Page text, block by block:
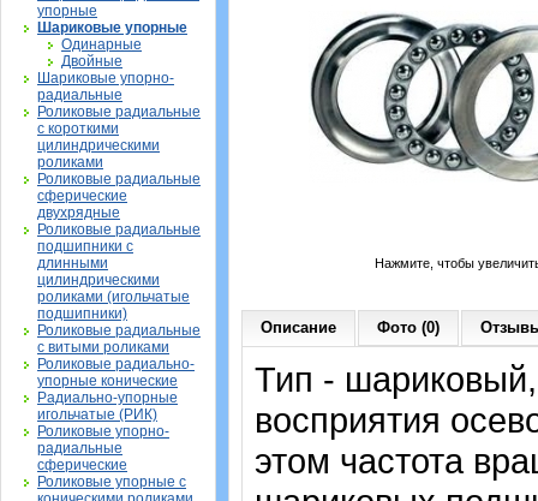
упорные
Шариковые упорные
Одинарные
Двойные
Шариковые упорно-
радиальные
Роликовые радиальные
с короткими
цилиндрическими
роликами
Роликовые радиальные
сферические
двухрядные
Роликовые радиальные
подшипники с
длинными
цилиндрическими
роликами (игольчатые
подшипники)
Роликовые радиальные
с витыми роликами
Роликовые радиально-
упорные конические
Радиально-упорные
игольчатые (РИК)
Роликовые упорно-
радиальные
сферические
Роликовые упорные с
Нажмите, чтобы
Описание Фото (0)
Тип -
восприятия
этом частота